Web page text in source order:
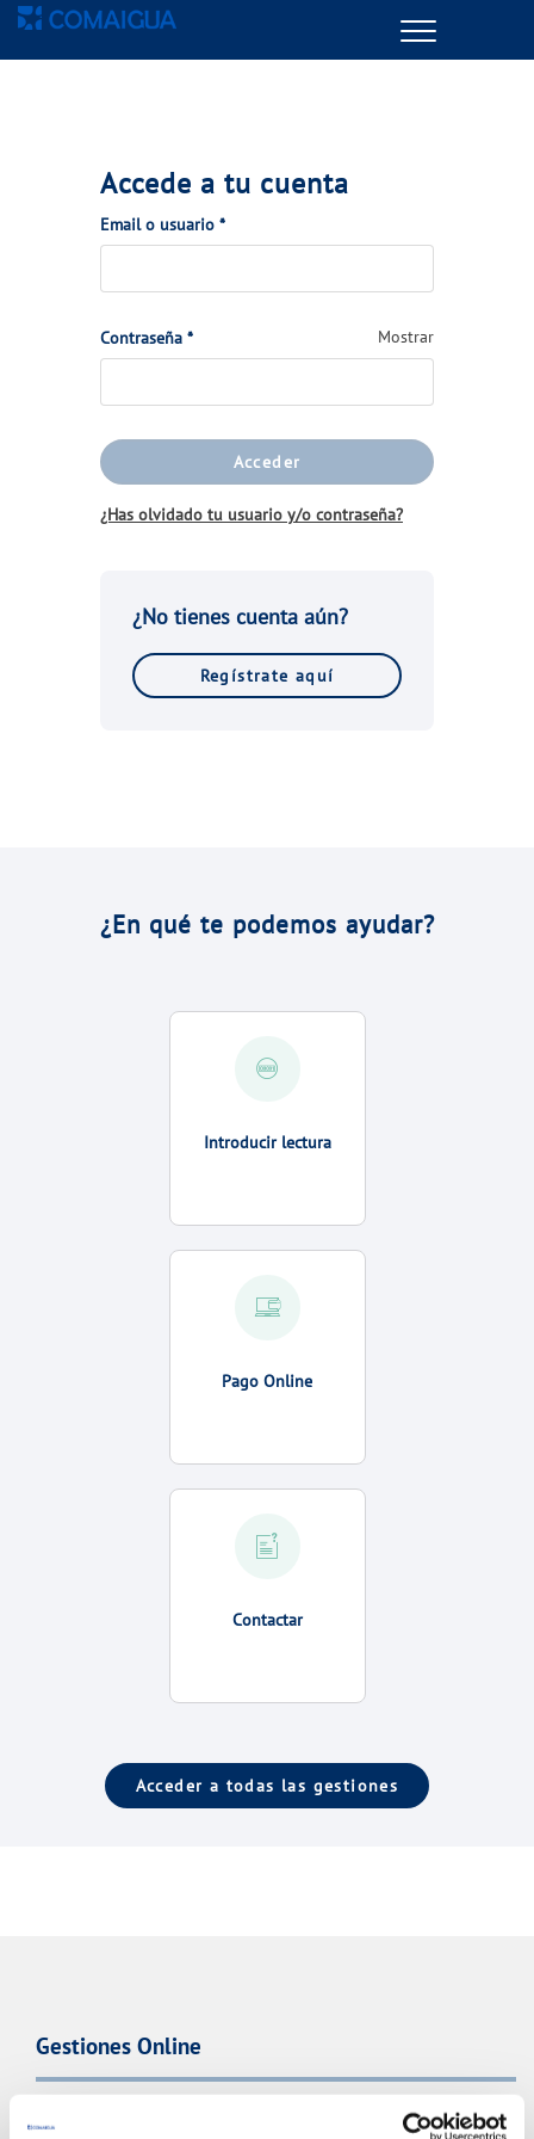
Menu
TU SERVICIO
VER TODAS LAS GESTIONES
TU AGUA
CONÓCENOS
NUESTROS COMPROMISOS
VER TODAS LAS GESTIONES
¿En qué te podemos ayudar?
Introducir lectura
Pago Online
Contactar
Acceder a todas las gestiones
Accede a tu cuenta
Email o usuario *(Obligatorio)
Contraseña *(Obligatorio) Mostrar
Acceder
¿Has olvidado tu usuario y/o contraseña?
¿No tienes cuenta aún?
Regístrate aquí
Gestiones Online